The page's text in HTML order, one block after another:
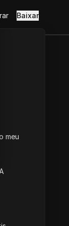
meu
Baixar